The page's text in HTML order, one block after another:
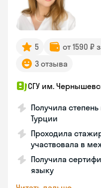
5 от 1590 ₽
3 отзыва
СГУ им.
Получила
Турции
Проходила
участвовала в
Получила
языку